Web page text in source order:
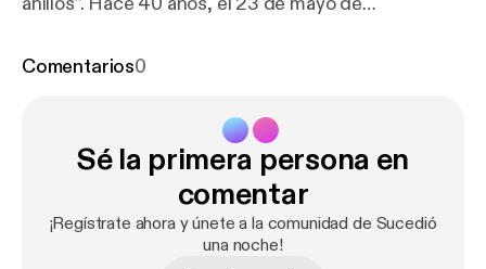
películas como “Johnny Guitar”, “La jungla de
personajes. Charlamos con el director de
documentales Natxo Leuza que estrena su nuevo
trabajo, “Black water” y en nuestra sección “Esos
tipos a los que nos encanta odiar” os hablamos de
Patrick Bateman, el personaje al que daba vida
Comentarios0
Sé la primera persona en
comentar
¡Regístrate ahora y únete a la comunidad de Sucedió
una noche!